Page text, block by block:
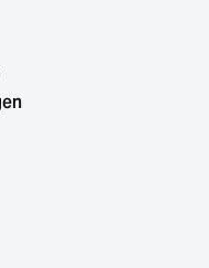
bij het vinden